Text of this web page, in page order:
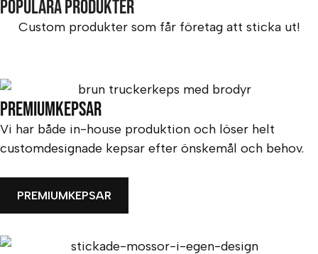
Populära produkter
Custom produkter som får företag att sticka ut!
Premiumkepsar
Vi har både in-house produktion och löser helt
customdesignade kepsar efter önskemål och behov.
PREMIUMKEPSAR